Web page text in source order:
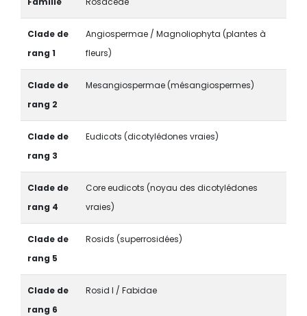
Clade de
rang 1
Angiospermae / Magnoliophyta (plantes à
fleurs)
Clade de
rang 2
Mesangiospermae (mésangiospermes)
Clade de
rang 3
Eudicots (dicotylédones vraies)
Clade de
rang 4
Core eudicots (noyau des dicotylédones
vraies)
Clade de
rang 5
Rosids (superrosidées)
Clade de
rang 6
Rosid I / Fabidae